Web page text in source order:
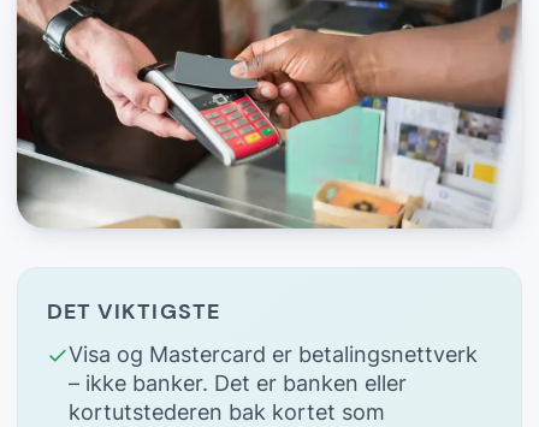
DET VIKTIGSTE
Visa og Mastercard er betalingsnettverk
– ikke banker. Det er banken eller
kortutstederen bak kortet som